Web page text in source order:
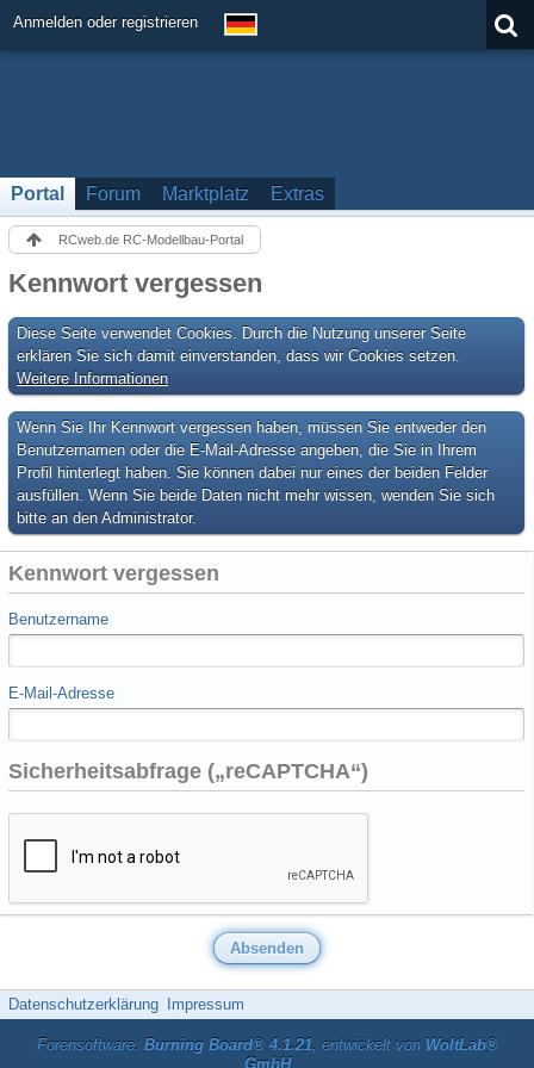
Anmelden oder registrieren
Portal Forum Marktplatz Extras
RCweb.de RC-Modellbau-Portal
Kennwort vergessen
Diese Seite verwendet Cookies. Durch die Nutzung unserer Seite
erklären Sie sich damit einverstanden, dass wir Cookies setzen.
Weitere Informationen
Wenn Sie Ihr Kennwort vergessen haben, müssen Sie entweder den
Benutzernamen oder die E-Mail-Adresse angeben, die Sie in Ihrem
Profil hinterlegt haben. Sie können dabei nur eines der beiden Felder
ausfüllen. Wenn Sie beide Daten nicht mehr wissen, wenden Sie sich
bitte an den Administrator.
Kennwort vergessen
Benutzername
E-Mail-Adresse
Sicherheitsabfrage („reCAPTCHA“)
Datenschutzerklärung Impressum
Forensoftware: Burning Board® 4.1.21, entwickelt von WoltLab®
GmbH